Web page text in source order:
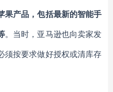
果产品，包括最新的智能手
。当时，亚马逊也向卖家发
须按要求做好授权或清库存